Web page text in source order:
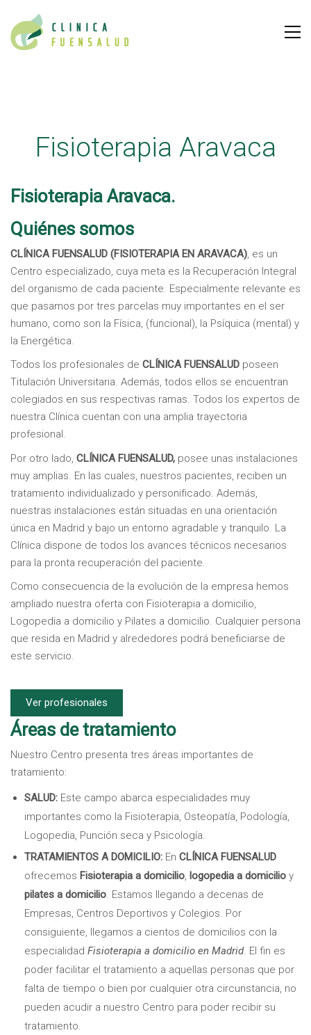
Fisioterapia Aravaca
Fisioterapia Aravaca.
Quiénes somos
CLÍNICA FUENSALUD (FISIOTERAPIA EN ARAVACA) , es un
Centro especializado, cuya meta es la Recuperación Integral
del organismo de cada paciente. Especialmente relevante es
que pasamos por tres parcelas muy importantes en el ser
humano, como son la Física, (funcional), la Psíquica (mental) y
la Energética.
Todos los profesionales de CLÍNICA FUENSALUD poseen
Titulación Universitaria. Además, todos ellos se encuentran
colegiados en sus respectivas ramas. Todos los expertos de
nuestra Clínica cuentan con una amplia trayectoria
profesional.
Por otro lado, CLÍNICA FUENSALUD, posee unas instalaciones
muy amplias. En las cuales, nuestros pacientes, reciben un
tratamiento individualizado y personificado. Además,
nuestras instalaciones están situadas en una orientación
única en Madrid y bajo un entorno agradable y tranquilo. La
Clínica dispone de todos los avances técnicos necesarios
para la pronta recuperación del paciente.
Como consecuencia de la evolución de la empresa hemos
ampliado nuestra oferta con Fisioterapia a domicilio,
Logopedia a domicilio y Pilates a domicilio. Cualquier persona
que resida en Madrid y alrededores podrá beneficiarse de
este servicio.
Ver profesionales
Áreas de tratamiento
Nuestro Centro presenta tres áreas importantes de
tratamiento:
SALUD: Este campo abarca especialidades muy
importantes como la Fisioterapia, Osteopatía, Podología,
Logopedia, Punción seca y Psicología.
TRATAMIENTOS A DOMICILIO: En CLÍNICA FUENSALUD
ofrecemos Fisioterapia a domicilio, logopedia a domicilio y
pilates a domicilio. Estamos llegando a decenas de
Empresas, Centros Deportivos y Colegios. Por
consiguiente, llegamos a cientos de domicilios con la
especialidad Fisioterapia a domicilio en Madrid. El fin es
poder facilitar el tratamiento a aquellas personas que por
falta de tiempo o bien por cualquier otra circunstancia, no
pueden acudir a nuestro Centro para poder recibir su
tratamiento.